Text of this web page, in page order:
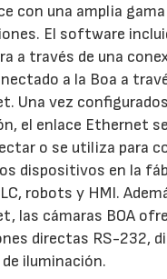
con una amplia gama
El software
a través de una
a la Boa a
Una vez
el enlace Ethernet
o se utiliza para
dispositivos en la
robots y HMI.
las cámaras BOA
directas RS-232,
iluminación.